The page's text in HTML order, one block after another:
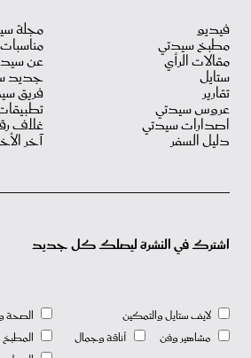
فيديو
مطبخ سيدتي
مقالات الرأي
ستايل
تقارير
عروس سيدتي
اصدارات سيدتي
دليل السفر
مجلة
مناسبات X سيدتي
عن
جديد
فريق
غلاف
آخر
اشترك في النشرة ليصلك كل جديد
لايف ستايل والتمكين
مشاهير وفن
أناقة وجمال
الصحة